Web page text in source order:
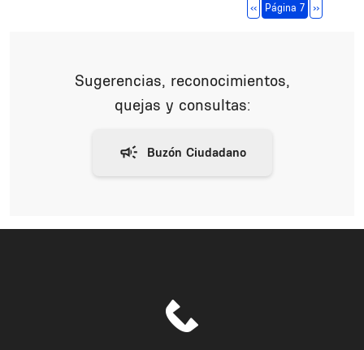
Página anterior
‹‹ Página 7 Siguiente
››
Sugerencias, reconocimientos,
quejas y consultas: